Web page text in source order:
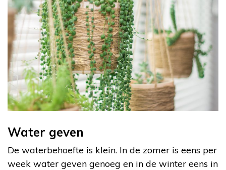
Water geven
De waterbehoefte is klein. In de zomer is eens per
week water geven genoeg en in de winter eens in